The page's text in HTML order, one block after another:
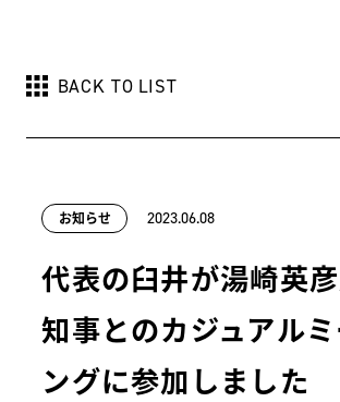
BACK TO LIST
お知らせ 2023.06.08
代表の臼井が湯崎英
知事とのカジュアル
ングに参加しました